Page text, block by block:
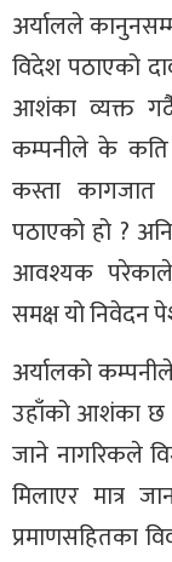
अर्यालले
विदेश पठाएको
आशंका व्यक्त
कम्पनीले के कति
कस्ता कागजात
पठाएको हो ?
आवश्यक परेकाले
समक्ष यो निवेदन
अर्यालको
उहाँको आशंका छ
जाने नागरिकले
मिलाएर मात्र
प्रमाणसहितका